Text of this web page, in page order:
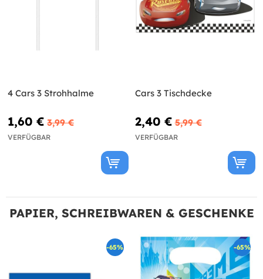
4 Cars 3 Strohhalme
1,60 € 3,99 €
VERFÜGBAR
Cars 3 Tischdecke
2,40 € 5,99 €
VERFÜGBAR
PAPIER, SCHREIBWAREN & GESCHENKE
-65% -65%